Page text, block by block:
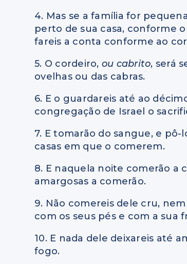
4. Mas se a família for
perto de sua casa, conforme
fareis a conta conforme ao
5. O cordeiro, ou cabrito, será
ovelhas ou das cabras.
6. E o guardareis até ao
congregação de Israel o
7. E tomarão do sangue, e
casas em que o comerem.
8. E naquela noite comerão a
amargosas a comerão.
9. Não comereis dele cru,
com os seus pés e com a sua
10. E nada dele deixareis até
fogo.